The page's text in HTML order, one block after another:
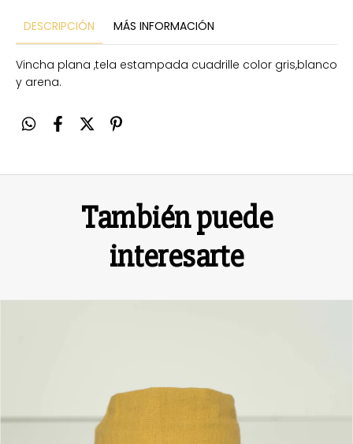
DESCRIPCIÓN MÁS INFORMACIÓN
Vincha plana ,tela estampada cuadrille color gris,blanco
y arena.
También puede
interesarte